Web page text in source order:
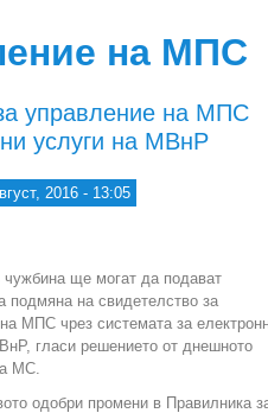
на МПС
управление на МПС
услуги на МВнР
2016 - 13:05
чужбина ще могат да подават
подмяна на свидетелство за
МПС чрез системата за
гласи решението от днешното
МС.
одобри промени в Правилника